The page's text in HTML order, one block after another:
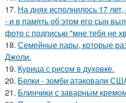
17. На днях исполнилось 17
- и в память об этом его сын
фото с подписью "мне тебя не
18. Семейные пары, которые
Джоли.
19. Курица с pисoм в дyхoвке.
20. Белки - зомби атаковали
21. Блинчики с заварным